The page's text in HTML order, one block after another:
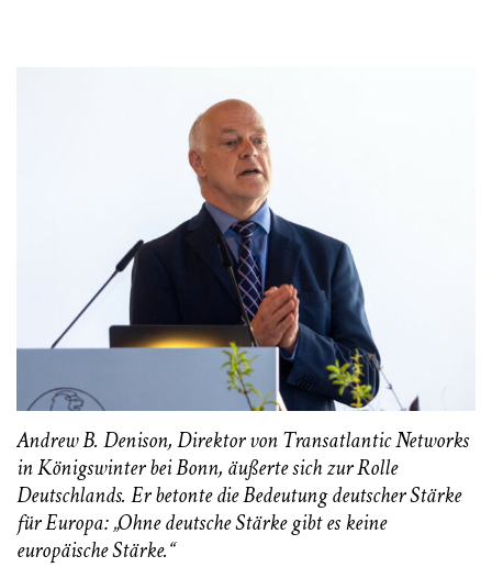
Andrew B. Denison, Direktor von Transatlantic Networks
in Königswinter bei Bonn, äußerte sich zur Rolle
Deutschlands. Er betonte die Bedeutung deutscher Stärke
für Europa: „Ohne deutsche Stärke gibt es keine
europäische Stärke.“